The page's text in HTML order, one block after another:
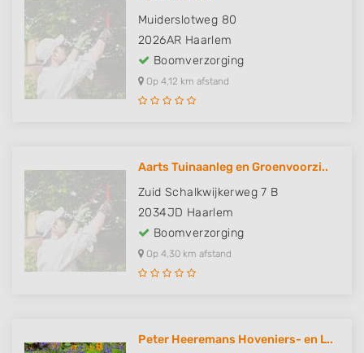
Muiderslotweg 80
2026AR Haarlem
Boomverzorging
Op 4,12 km afstand
Aarts Tuinaanleg en Groenvoorzi..
Zuid Schalkwijkerweg 7 B
2034JD Haarlem
Boomverzorging
Op 4,30 km afstand
Peter Heeremans Hoveniers- en L..